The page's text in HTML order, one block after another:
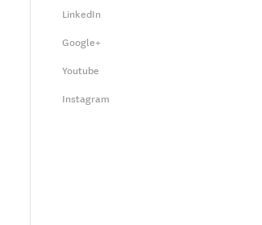
LinkedIn
Google+
Youtube
Instagram